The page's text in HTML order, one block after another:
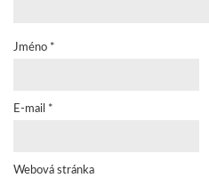
Jméno *
E-mail *
Webová stránka